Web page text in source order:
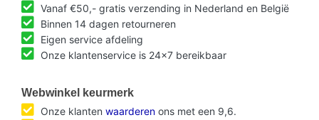
Vanaf €50,- gratis verzending in Nederland en België
Binnen 14 dagen retourneren
Eigen service afdeling
Onze klantenservice is 24x7 bereikbaar
Webwinkel keurmerk
Onze klanten waarderen ons met een 9,6.